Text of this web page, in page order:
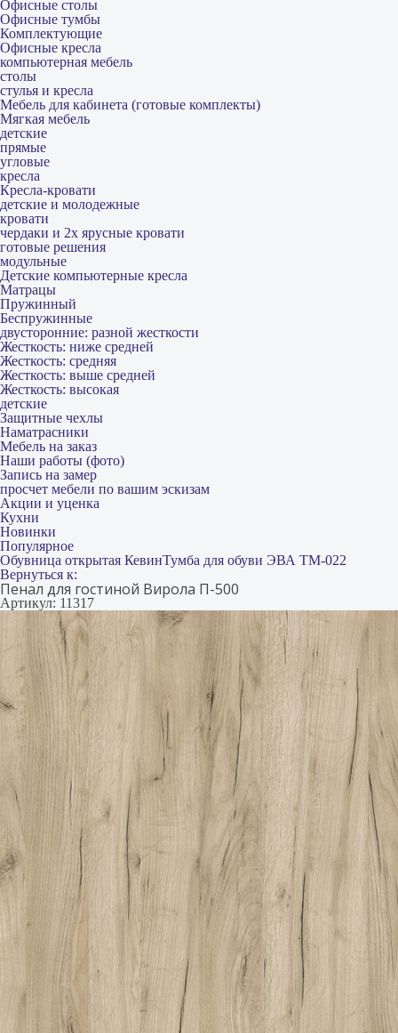
Офисные столы
Офисные тумбы
Комплектующие
Офисные кресла
компьютерная мебель
столы
стулья и кресла
Мебель для кабинета (готовые комплекты)
Мягкая мебель
детские
прямые
угловые
кресла
Кресла-кровати
детские и молодежные
кровати
чердаки и 2х ярусные кровати
готовые решения
модульные
Детские компьютерные кресла
Матрацы
Пружинный
Беспружинные
двусторонние: разной жесткости
Жесткость: ниже средней
Жесткость: средняя
Жесткость: выше средней
Жесткость: высокая
детские
Защитные чехлы
Наматрасники
Мебель на заказ
Наши работы (фото)
Запись на замер
просчет мебели по вашим эскизам
Акции и уценка
Кухни
Новинки
Популярное
Обувница открытая КевинТумба для обуви ЭВА ТМ-022
Вернуться к:
Пенал для гостиной Вирола П-500
Артикул: 11317